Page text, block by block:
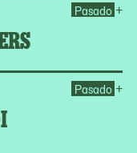
Pasado +
Pasado +